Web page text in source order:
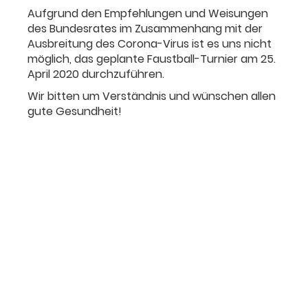
Aufgrund den Empfehlungen und Weisungen
des Bundesrates im Zusammenhang mit der
Ausbreitung des Corona-Virus ist es uns nicht
möglich, das geplante Faustball-Turnier am 25.
April 2020 durchzuführen.
Wir bitten um Verständnis und wünschen allen
gute Gesundheit!